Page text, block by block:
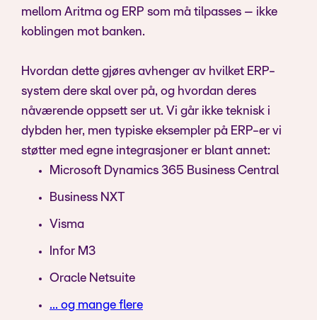
mellom Aritma og ERP som må tilpasses – ikke
koblingen mot banken.
Hvordan dette gjøres avhenger av hvilket ERP-
system dere skal over på, og hvordan deres
nåværende oppsett ser ut. Vi går ikke teknisk i
dybden her, men typiske eksempler på ERP-er vi
støtter med egne integrasjoner er blant annet:
Microsoft Dynamics 365 Business Central
Business NXT
Visma
Infor M3
Oracle Netsuite
… og mange flere